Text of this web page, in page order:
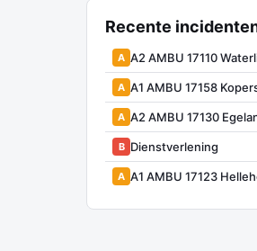
Recente
A A2 AMBU 17110
A A1 AMBU 17158
A A2 AMBU 17130
B Dienstverlening
A A1 AMBU 17123